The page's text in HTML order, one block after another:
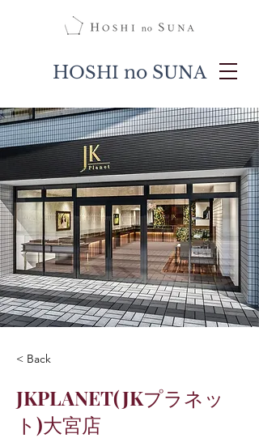
HOSHI no SUNA
< Back
JKPLANET(JKプラネッ
ト)大宮店